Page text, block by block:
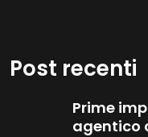
Post recenti
Prime
agentico